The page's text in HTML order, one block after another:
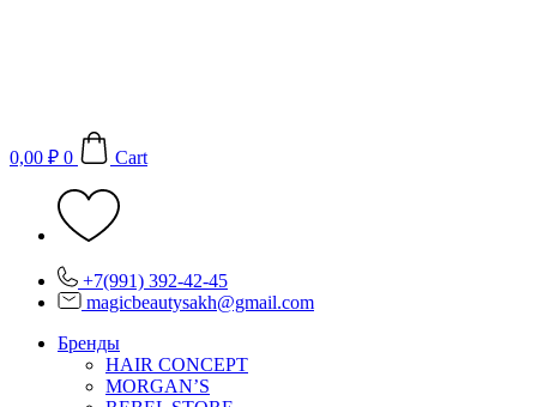
0,00 ₽ 0 Cart
+7(991) 392-42-45
magicbeautysakh@gmail.com
Бренды
HAIR CONCEPT
MORGAN’S